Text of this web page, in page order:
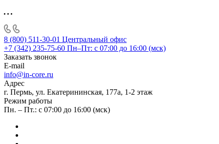
8 (800) 511-30-01 Центральный офис
+7 (342) 235-75-60 Пн–Пт: с 07:00 до 16:00 (мск)
Заказать звонок
E-mail
info@in-core.ru
Адрес
г. Пермь, ул. ​Екатерининская, 177а, ​1-2 этаж
Режим работы
Пн. – Пт.: с 07:00 до 16:00 (мск)